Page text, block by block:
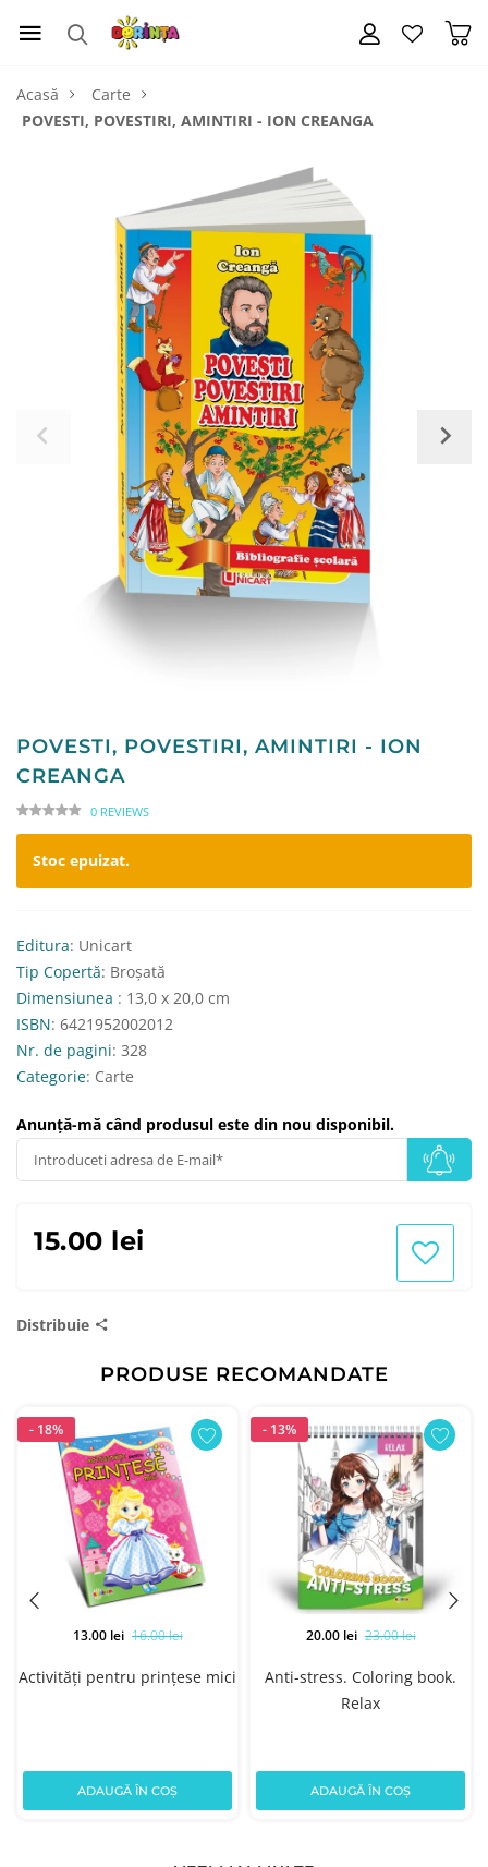
Acasă
Carte
POVESTI, POVESTIRI, AMINTIRI - ION CREANGA
POVESTI, POVESTIRI, AMINTIRI - ION
CREANGA
0 REVIEWS
Stoc epuizat.
Editura: Unicart
Tip Copertă: Broșată
Dimensiunea : 13,0 x 20,0 cm
ISBN: 6421952002012
Nr. de pagini: 328
Categorie: Carte
Anunță-mă când produsul este din nou disponibil.
15.00 lei
Distribuie
PRODUSE RECOMANDATE
- 18%
Activități pentru prințese mici
13.00 lei 16.00 lei
ADAUGĂ ÎN COȘ
- 13%
Anti-stress. Coloring book.
Relax
20.00 lei 23.00 lei
ADAUGĂ ÎN COȘ